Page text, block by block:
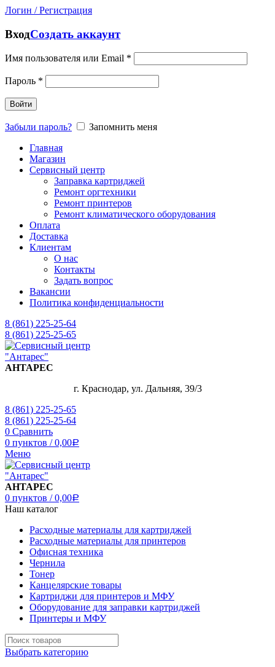
Логин / Регистрация
ВходСоздать аккаунт
Имя пользователя или Email *
Пароль *
Войти
Забыли пароль?
Запомнить меня
Главная
Магазин
Сервисный центр
Заправка картриджей
Ремонт оргтехники
Ремонт принтеров
Ремонт климатического оборудования
Оплата
Доставка
Клиентам
О нас
Контакты
Задать вопрос
Вакансии
Политика конфиденциальности
8 (861) 225-25-64
8 (861) 225-25-65
АНТАРЕС
г. Краснодар, ул. Дальняя, 39/3
8 (861) 225-25-65
8 (861) 225-25-64
0 Сравнить
0 пунктов / 0,00Р
Меню
АНТАРЕС
0 пунктов / 0,00Р
Наш каталог
Расходные материалы для картриджей
Расходные материалы для принтеров
Офисная техника
Чернила
Тонер
Канцелярские товары
Картриджи для принтеров и МФУ
Оборудование для заправки картриджей
Принтеры и МФУ
Выбрать категорию